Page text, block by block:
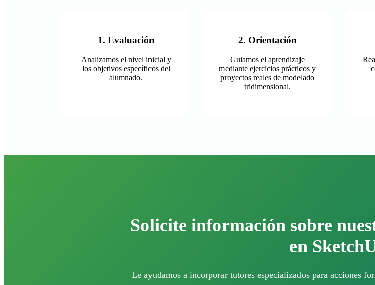
1. Evaluación
Analizamos el nivel inicial y
los objetivos específicos del
alumnado.
2. Orientación
Guiamos el aprendizaje
mediante ejercicios prácticos y
proyectos reales de modelado
tridimensional.
Solicite información sobre
en
Le ayudamos a incorporar tutores especializados para acciones